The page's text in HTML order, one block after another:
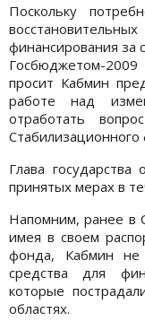
Поскольку
финансирования за
Госбюджетом-
просит Кабмин
работе над
отработать
Стабилизационного
Глава
принятых мерах в
Напомним, ранее в
имея в своем
фонда, Кабмин
средства для
которые
областях.